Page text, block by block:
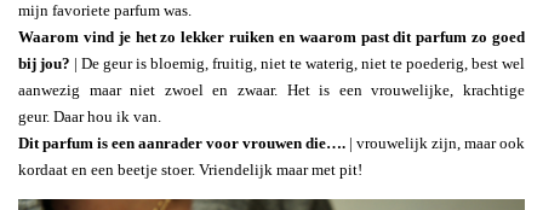
mijn favoriete parfum was.
Waarom vind je het zo lekker ruiken en waarom past dit parfum zo goed
bij jou? | De geur is bloemig, fruitig, niet te waterig, niet te poederig, best wel
aanwezig maar niet zwoel en zwaar. Het is een vrouwelijke, krachtige
geur. Daar hou ik van.
Dit parfum is een aanrader voor vrouwen die…. | vrouwelijk zijn, maar ook
kordaat en een beetje stoer. Vriendelijk maar met pit!